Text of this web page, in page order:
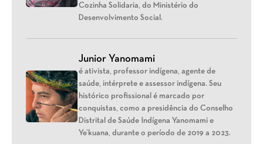
Cozinha Solidaria, do Ministério do
Desenvolvimento Social.
Junior Yanomami
é ativista, professor indígena, agente de
saúde, intérprete e assessor indígena. Seu
histórico profissional é marcado por
conquistas, como a presidência do Conselho
Distrital de Saúde Indígena Yanomami e
Ye’kuana, durante o período de 2019 a 2023.